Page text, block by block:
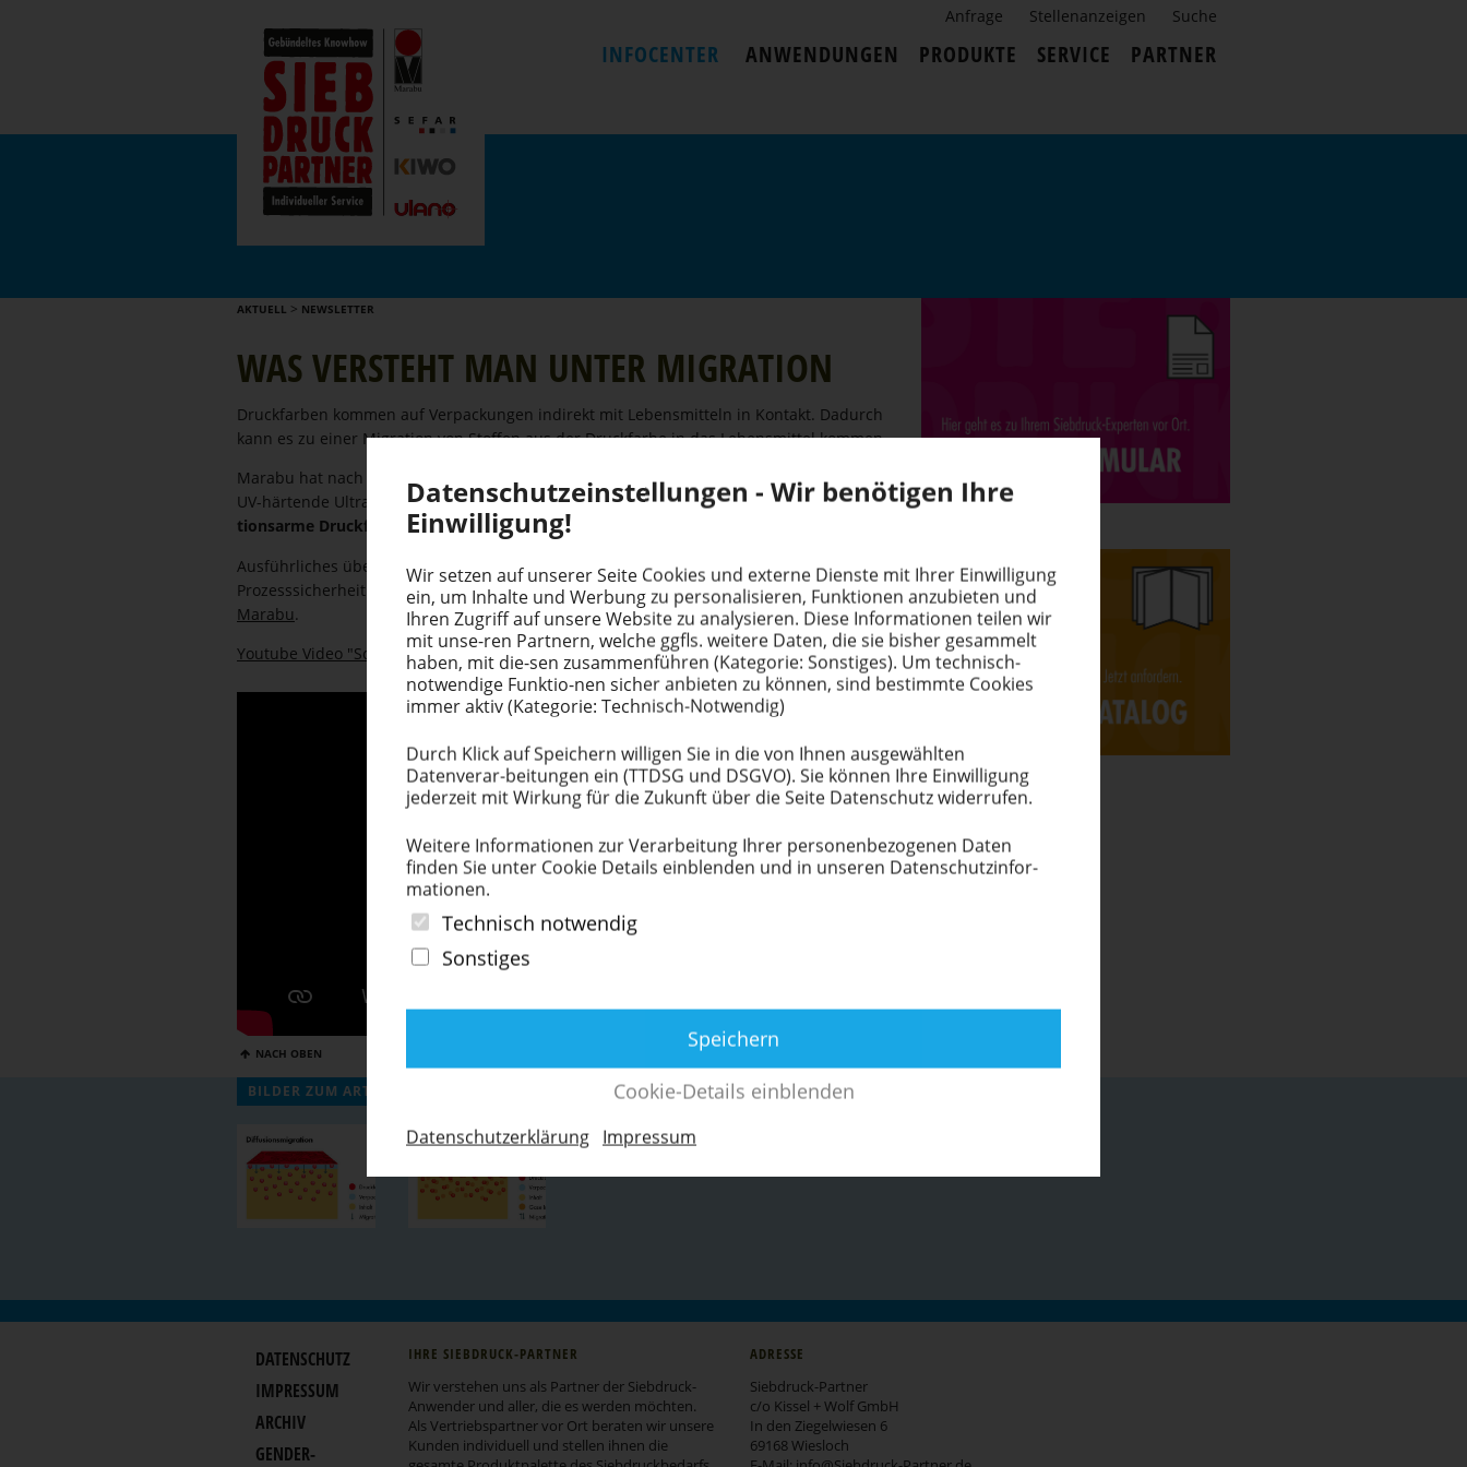
Anfrage Stellenanzeigen Suche
INFOCENTER ANWENDUNGEN PRODUKTE SERVICE PARTNER
AKTUELL > NEWSLETTER
WAS VERSTEHT MAN UNTER MIGRATION
Druckfarben kommen auf Verpa­ckungen indirekt mit Lebens­mitteln in Kontakt. Dadurch
kann es zu einer Migration von Stoffen aus der Druckfarbe in das Lebens­mittel kommen.
Marabu hat nach den strengen, gültigen Vorgaben für Lebens­mittel-Verpa­ckungen die
UV-härtende Ultra Pack UVFP Siebdruck­farbe entwickelt, die alserste offiziell als migra­
ti­onsarme Druckfarbe
für PE/PP-Kunststoffe bestätigt wurde.
Ausführ­liches über Migration bei Lebens­mittel-Verpa­ckungen und wie Sie maximale
Prozess­si­cherheit bei der Bedruckung von PE/PP-Kunst­stoffen gewinnen, finden Sie bei
Marabu.
Youtube Video "Screen Printing on Drinking Bottles"
NACH OBEN
BILDER ZUM ARTIKEL
DATENSCHUTZ
IMPRESSUM
ARCHIV
GENDER-
IHRE SIEBDRUCK-PARTNER
Wir verstehen uns als Partner der Siebdruck-
Anwender und aller, die es werden möchten.
Als Vertriebs­partner vor Ort beraten wir unsere
Kunden individuell und stellen ihnen die
ADRESSE
Siebdruck-Partner
c/o Kissel + Wolf GmbH
In den Ziegel­wiesen 6
69168 Wiesloch
Daten­schutz­ein­stel­lungen - Wir benötigen Ihre
Einwil­ligung!
Wir setzen auf unserer Seite Cookies und externe Dienste mit Ihrer Einwil­ligung
ein, um Inhalte und Werbung zu perso­na­li­sieren, Funktionen anzubieten und
Ihren Zugriff auf unsere Website zu analysieren. Diese Infor­ma­tionen teilen wir
mit unse-ren Partnern, welche ggfls. weitere Daten, die sie bisher gesammelt
haben, mit die-sen zusam­men­führen (Kategorie: Sonstiges). Um technisch-
notwendige Funktio-nen sicher anbieten zu können, sind bestimmte Cookies
immer aktiv (Kategorie: Technisch-Notwendig)
Durch Klick auf Speichern willigen Sie in die von Ihnen ausge­wählten
Datenverar-beitungen ein (TTDSG und DSGVO). Sie können Ihre Einwil­ligung
jederzeit mit Wirkung für die Zukunft über die Seite Datenschutz widerrufen.
Weitere Infor­ma­tionen zur Verar­beitung Ihrer perso­nen­be­zo­genen Daten
finden Sie unter Cookie Details einblenden und in unseren Daten­schutz­in­for­
ma­tionen.
Technisch notwendig
Sonstiges
Speichern
Cookie-Details einblenden
Daten­schut­z­er­klärung Impressum